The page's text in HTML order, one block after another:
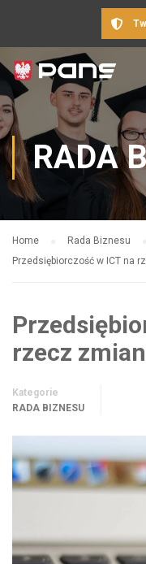
RADA
Home
Rada Biznesu
Przedsiębiorczość w ICT na
rzecz
Kategorie
RADA BIZNESU